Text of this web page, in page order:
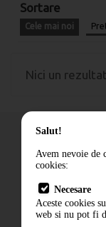
Sortare
Cele mai noi
Nici un rezultat
Cum comand
Livrare
Contact
Salut!
Avem nevoie de
cookies:
Necesare
Aceste cookies
web si nu pot fi